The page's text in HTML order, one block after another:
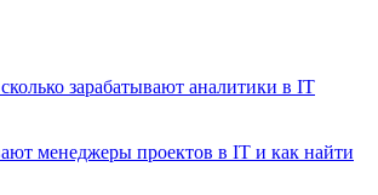
зарабатывают аналитики в IT
менеджеры проектов в IT и как найти